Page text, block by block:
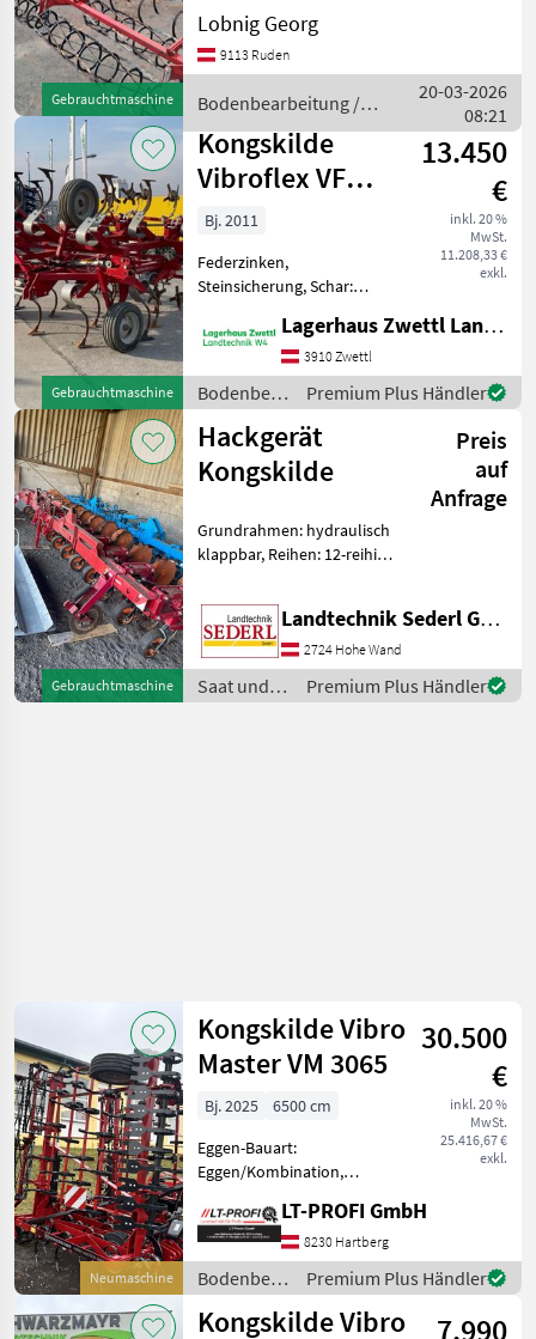
Gebrauchtmaschine
Eggen/Kombination,
Klappvorrichtung,
Scharspitzen Kongskilde
5, 5m, mit Abstreifschiene
und Doppelw
Lobnig Georg
9113 Ruden
Bodenbearbeitung /
Kongskilde
20-03-2026
08:21
Gebrauchtmaschine
Kongskilde
Vibroflex VF
4025
13.450
€
inkl. 20 %
MwSt.
11.208,33 €
exkl.
Bj. 2011
Federzinken,
Steinsicherung, Schar:
Gebrauchtmaschine;
Arbeitsbreite: 5.65;
Seriennummer/Fahrgestellnummer:
401101494; Anzahl der
Schare:
Lagerhaus Zwettl Landtechnik
3910 Zwettl
Bodenbearbeitung
/
Kongskilde
Premium Plus Händler
Gebrauchtmaschine
Hackgerät
Kongskilde
Preis
auf
Anfrage
Grundrahmen: hydraulisch
klappbar, Reihen: 12-reihig,
Selbstlenkung,
Farmflexräder,
Pflanzenschutzscheiben
Heck Hackgerät Kongskilde
12x50 , Pflanzenschu
Landtechnik Sederl GmbH
2724 Hohe Wand
Saat und
Pflege /
Premium Plus Händler
Neumaschine
Kongskilde Vibro
Master VM 3065
30.500
€
inkl. 20 %
MwSt.
25.416,67 €
exkl.
Bj. 2025
6500 cm
Eggen-Bauart:
Eggen/Kombination,
Klappvorrichtung
Kongskilde Vibro Master VM
6065 ==Neumaschine== -
Schlepp-Planke hydraulisch
Flex-VM3 - Doppelw
LT-PROFI GmbH
8230 Hartberg
Bodenbearbeitung
/
Kongskilde
Premium Plus Händler
Kongskilde Vibro
7.990